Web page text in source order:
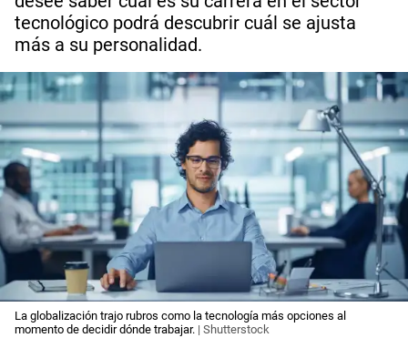
tecnológico podrá descubrir cuál se ajusta
más a su personalidad.
La globalización trajo rubros como la tecnología más opciones al
momento de decidir dónde trabajar. | Shutterstock